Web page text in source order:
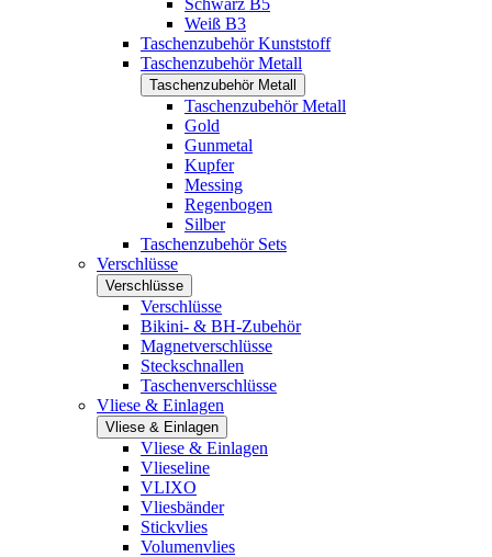
Schwarz B5
Weiß B3
Taschenzubehör Kunststoff
Taschenzubehör Metall
Taschenzubehör Metall
Taschenzubehör Metall
Gold
Gunmetal
Kupfer
Messing
Regenbogen
Silber
Taschenzubehör Sets
Verschlüsse
Verschlüsse
Verschlüsse
Bikini- & BH-Zubehör
Magnetverschlüsse
Steckschnallen
Taschenverschlüsse
Vliese & Einlagen
Vliese & Einlagen
Vliese & Einlagen
Vlieseline
VLIXO
Vliesbänder
Stickvlies
Volumenvlies